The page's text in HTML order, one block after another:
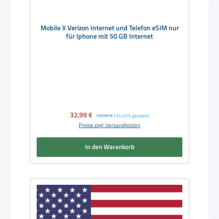
Mobile X Verizon Internet und Telefon eSIM nur
für Iphone mit 50 GB Internet
Verkaufspreis:
32,99 € Regulärer Preis:
50,00 €(34.02% gespart)
Preise zzgl. Versandkosten
In den Warenkorb